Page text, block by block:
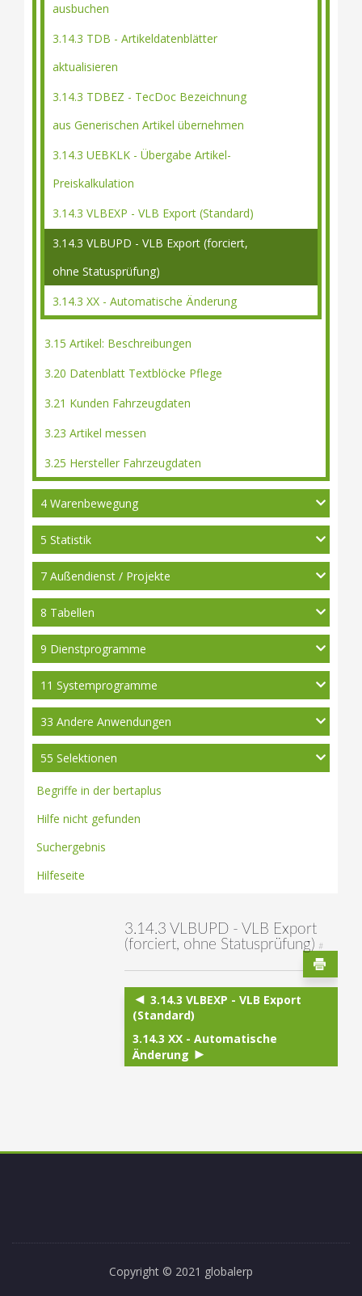
ausbuchen
3.14.3 TDB - Artikeldatenblätter
aktualisieren
3.14.3 TDBEZ - TecDoc Bezeichnung
aus Generischen Artikel übernehmen
3.14.3 UEBKLK - Übergabe Artikel-
Preiskalkulation
3.14.3 VLBEXP - VLB Export (Standard)
3.14.3 VLBUPD - VLB Export (forciert,
ohne Statusprüfung)
3.14.3 XX - Automatische Änderung
3.15 Artikel: Beschreibungen
3.20 Datenblatt Textblöcke Pflege
3.21 Kunden Fahrzeugdaten
3.23 Artikel messen
3.25 Hersteller Fahrzeugdaten
4 Warenbewegung
5 Statistik
7 Außendienst / Projekte
8 Tabellen
9 Dienstprogramme
11 Systemprogramme
33 Andere Anwendungen
55 Selektionen
Begriffe in der bertaplus
Hilfe nicht gefunden
Suchergebnis
Hilfeseite
3.14.3 VLBUPD - VLB Export
(forciert, ohne Statusprüfung) #
3.14.3 VLBEXP - VLB Export
(Standard)
3.14.3 XX - Automatische
Änderung
Copyright © 2021 globalerp